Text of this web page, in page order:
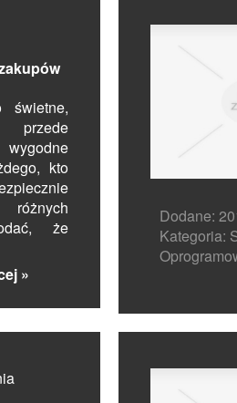
świetne,
kto
że
»
Dodane:
Kategoria: